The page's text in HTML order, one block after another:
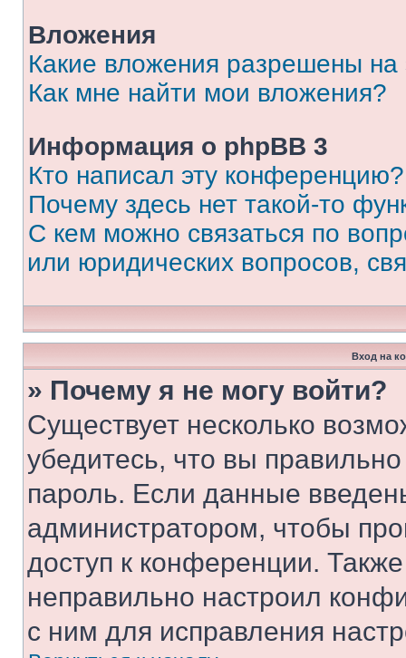
Вложения
Какие вложения разрешены
Как мне найти мои вложения?
Информация о phpBB 3
Кто написал эту конференцию?
Почему здесь нет такой-то
С кем можно связаться по
или юридических вопросов,
Вход на
» Почему я не могу войти?
Существует несколько
убедитесь, что вы
пароль. Если данные
администратором, чтобы
доступ к конференции.
неправильно настроил
с ним для исправления